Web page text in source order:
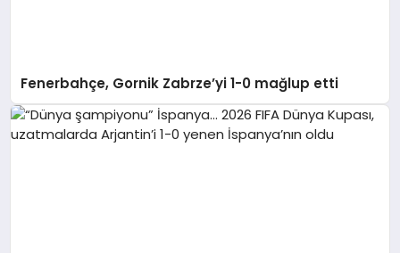
Fenerbahçe, Gornik Zabrze’yi 1-0 mağlup etti